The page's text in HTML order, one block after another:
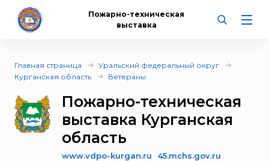
Пожарно-техническая
выставка
Главная страница
Уральский федеральный округ
Курганская область
Ветераны
Пожарно-техническая
выставка Курганская
область
www.vdpo-kurgan.ru 45.mchs.gov.ru